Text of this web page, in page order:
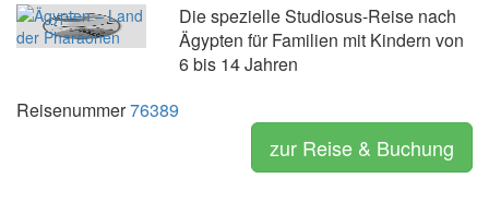
Die spezielle Studiosus-Reise nach
Ägypten für Familien mit Kindern von
6 bis 14 Jahren
Reisenummer76389
zur Reise & Buchung